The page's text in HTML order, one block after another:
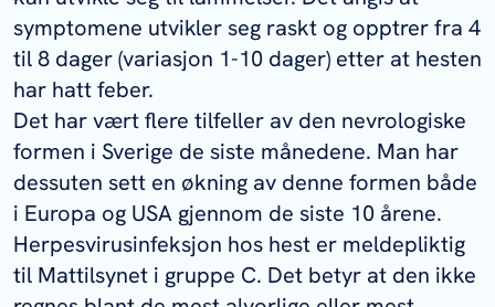
symptomene utvikler seg raskt og opptrer fra 4
til 8 dager (variasjon 1-10 dager) etter at hesten
har hatt feber.
Det har vært flere tilfeller av den nevrologiske
formen i Sverige de siste månedene. Man har
dessuten sett en økning av denne formen både
i Europa og USA gjennom de siste 10 årene.
Herpesvirusinfeksjon hos hest er meldepliktig
til Mattilsynet i gruppe C. Det betyr at den ikke